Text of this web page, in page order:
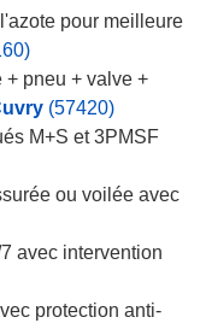
pour meilleure
+ pneu + valve +
(57420)
M+S et 3PMSF
ou voilée avec
avec intervention
protection anti-